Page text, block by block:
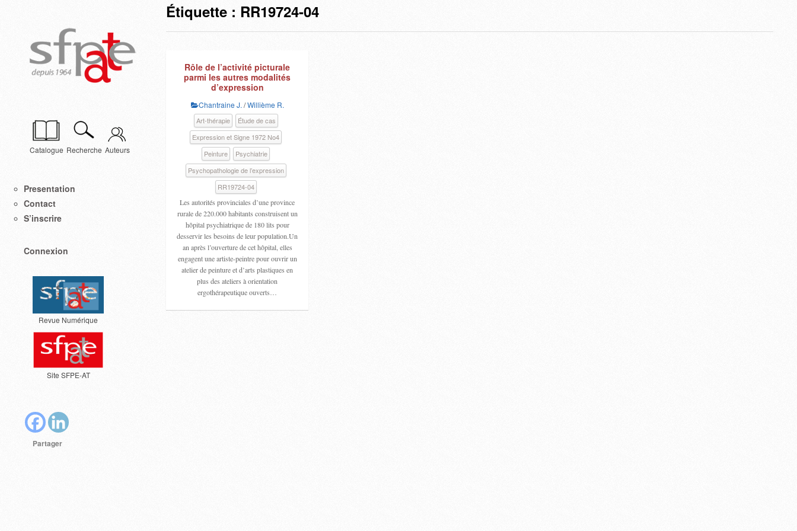
Catalogue Recherche Auteurs
Presentation
Contact
S’inscrire
Connexion
Revue Numérique
Site SFPE-AT
Partager
Étiquette : RR19724-04
Rôle de l’activité picturale
parmi les autres modalités
d’expression
Chantraine J. /Willième R.
Art-thérapie
Étude de cas
Expression et Signe 1972 No4
Peinture
Psychiatrie
Psychopathologie de l’expression
RR19724-04
Les autorités provinciales d’une province
rurale de 220.000 habitants construisent un
hôpital psychiatrique de 180 lits pour
desservir les besoins de leur population.Un
an après l’ouverture de cet hôpital, elles
engagent une artiste-peintre pour ouvrir un
atelier de peinture et d’arts plastiques en
plus des ateliers à orientation
ergothérapeutique ouverts…